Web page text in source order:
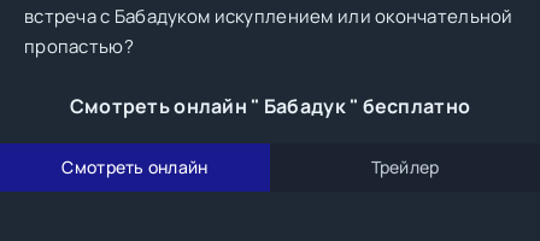
встреча с Бабадуком искуплением или окончательной
пропастью?
Смотреть онлайн " Бабадук " бесплатно
Смотреть онлайн Трейлер